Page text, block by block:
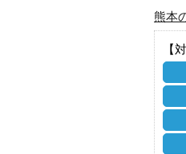
熊本
【